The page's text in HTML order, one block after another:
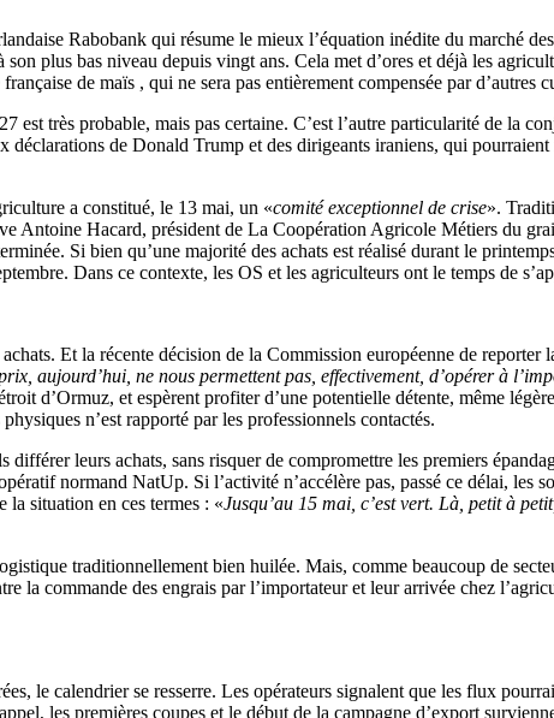
Rabobank qui résume le mieux l’équation inédite du marché
son plus bas niveau depuis vingt ans. Cela met d’ores et déjà les
de maïs , qui ne sera pas entièrement compensée par d’autres
est très probable, mais pas certaine. C’est l’autre particularité de la
déclarations de Donald Trump et des dirigeants iraniens, qui
a constitué, le 13 mai, un «comité exceptionnel de crise».
Antoine Hacard, président de La Coopération Agricole Métiers du
Si bien qu’une majorité des achats est réalisé durant le
Dans ce contexte, les OS et les agriculteurs ont le temps de
Et la récente décision de la Commission européenne de
aujourd’hui, ne nous permettent pas, effectivement, d’opérer à
d’Ormuz, et espèrent profiter d’une potentielle détente, même
n’est rapporté par les professionnels contactés.
différer leurs achats, sans risquer de compromettre les premiers
normand NatUp. Si l’activité n’accélère pas, passé ce délai, les
situation en ces termes : «Jusqu’au 15 mai, c’est vert. Là, petit à
traditionnellement bien huilée. Mais, comme beaucoup de
la commande des engrais par l’importateur et leur arrivée chez
le calendrier se resserre. Les opérateurs signalent que les flux
les premières coupes et le début de la campagne d’export